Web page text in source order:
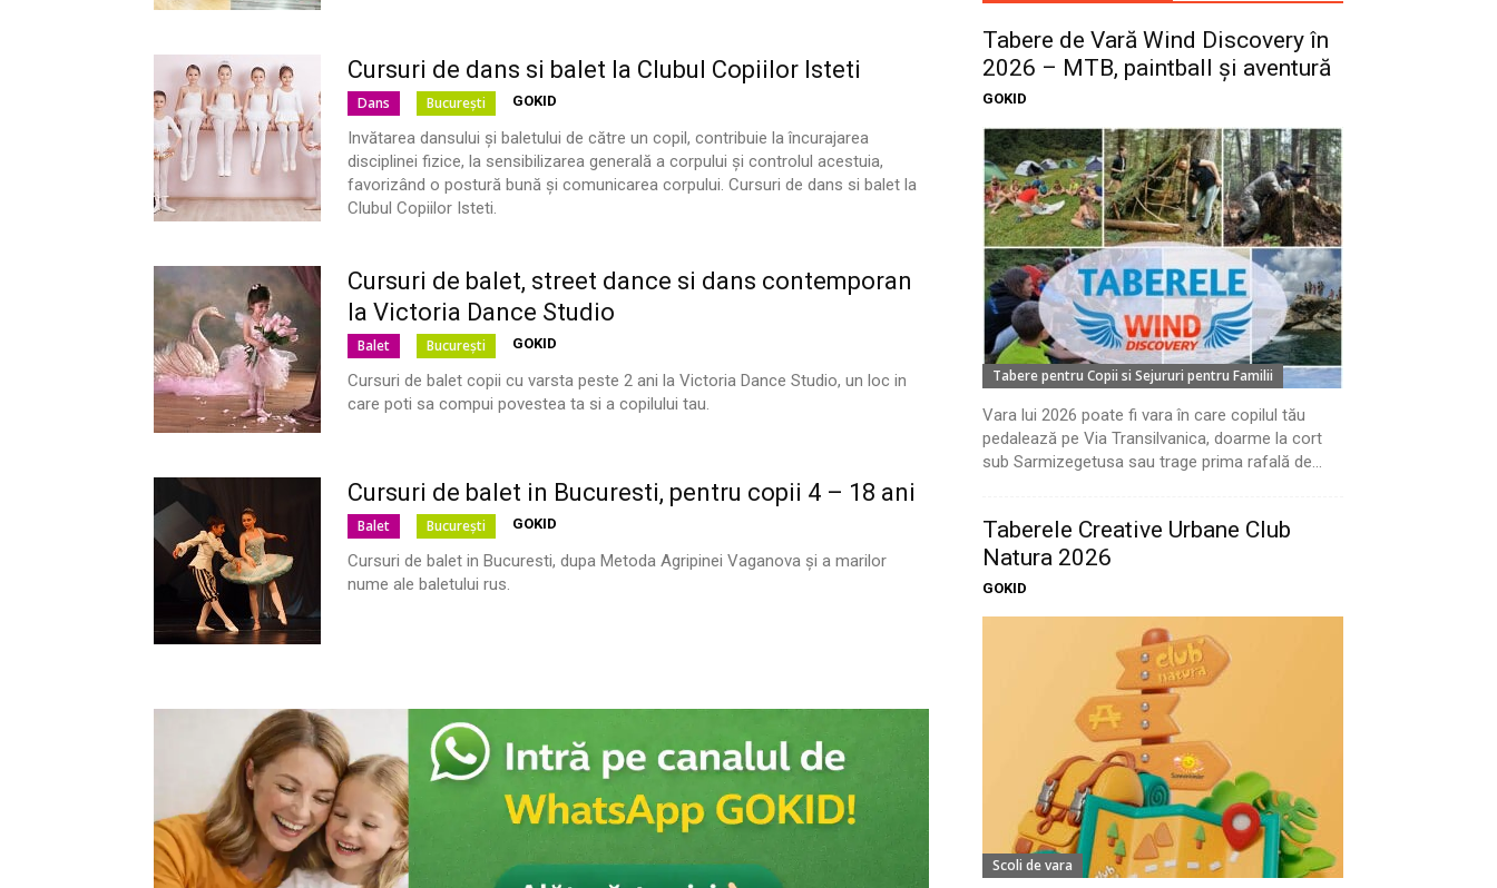
Cursuri de dans si balet la Clubul Copiilor Isteti
Dans București GOKID
Invătarea dansului și baletului de către un copil, contribuie la încurajarea
disciplinei fizice, la sensibilizarea generală a corpului și controlul acestuia,
favorizând o postură bună și comunicarea corpului. Cursuri de dans si balet la
Clubul Copiilor Isteti.
Cursuri de balet, street dance si dans contemporan
la Victoria Dance Studio
Balet București GOKID
Cursuri de balet copii cu varsta peste 2 ani la Victoria Dance Studio, un loc in
care poti sa compui povestea ta si a copilului tau.
Cursuri de balet in Bucuresti, pentru copii 4 – 18 ani
Balet București GOKID
Cursuri de balet in Bucuresti, dupa Metoda Agripinei Vaganova și a marilor
nume ale baletului rus.
Tabere de Vară Wind Discovery în
2026 – MTB, paintball și aventură
GOKID
Tabere pentru Copii si Sejururi pentru Familii
Vara lui 2026 poate fi vara în care copilul tău
pedalează pe Via Transilvanica, doarme la cort
sub Sarmizegetusa sau trage prima rafală de...
Taberele Creative Urbane Club
Natura 2026
GOKID
Scoli de vara